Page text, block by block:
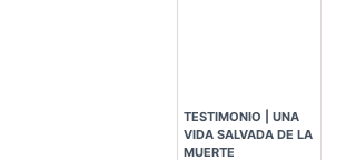
TESTIMONIO | UNA
VIDA SALVADA DE LA
MUERTE